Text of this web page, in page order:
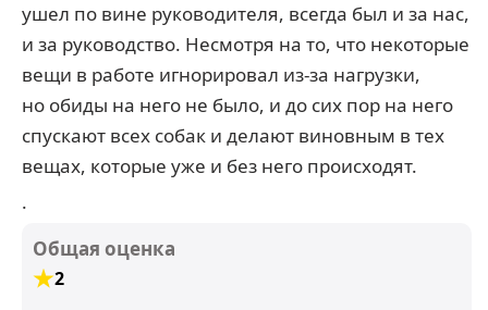
ушел по вине руководителя, всегда был и за нас,
и за руководство. Несмотря на то, что некоторые
вещи в работе игнорировал из-за нагрузки,
но обиды на него не было, и до сих пор на него
спускают всех собак и делают виновным в тех
вещах, которые уже и без него происходят.
.
Общая оценка
2